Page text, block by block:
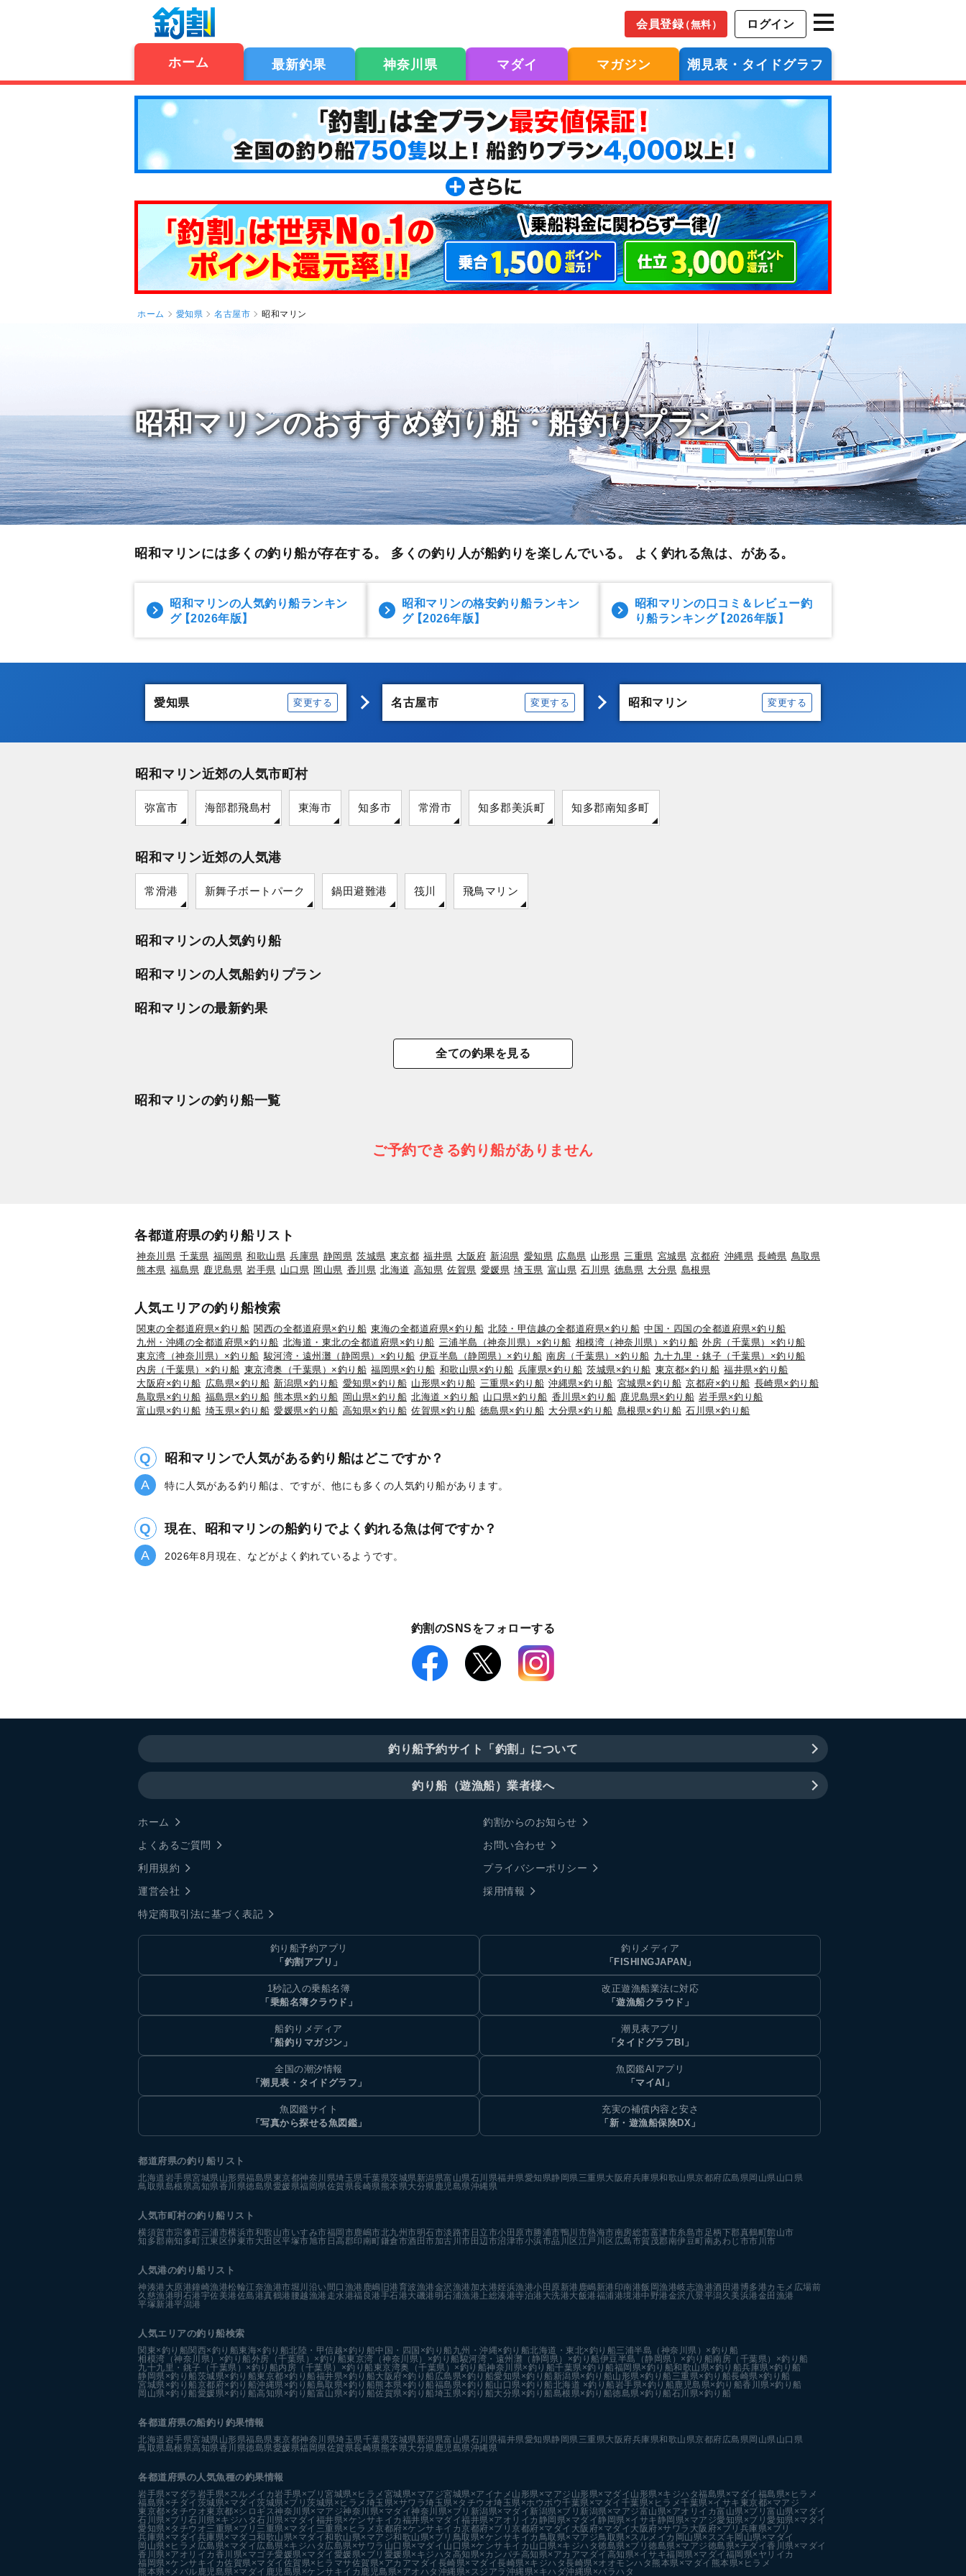
会員登録（無料） ログイン
ホーム 最新釣果 神奈川県 マダイ マガジン 潮見表・タイドグラフ
ホーム 愛知県 名古屋市 昭和マリン
昭和マリンのおすすめ釣り船・船釣りプラン
昭和マリンには多くの釣り船が存在する。 多くの釣り人が船釣りを楽しんでいる。 よく釣れる魚は、がある。
昭和マリンの人気釣り船ランキン
グ【2026年版】
昭和マリンの格安釣り船ランキン
グ【2026年版】
昭和マリンの口コミ＆レビュー釣
り船ランキング【2026年版】
愛知県 変更する 名古屋市 変更する 昭和マリン 変更する
昭和マリン近郊の人気市町村
弥富市 海部郡飛島村 東海市 知多市 常滑市 知多郡美浜町 知多郡南知多町
昭和マリン近郊の人気港
常滑港 新舞子ボートパーク 鍋田避難港 筏川 飛鳥マリン
昭和マリンの人気釣り船
昭和マリンの人気船釣りプラン
昭和マリンの最新釣果
全ての釣果を見る
昭和マリンの釣り船一覧
ご予約できる釣り船がありません
各都道府県の釣り船リスト
神奈川県 千葉県 福岡県 和歌山県 兵庫県 静岡県 茨城県 東京都 福井県 大阪府 新潟県 愛知県 広島県 山形県 三重県 宮城県 京都府 沖縄県 長崎県 鳥取県
熊本県 福島県 鹿児島県 岩手県 山口県 岡山県 香川県 北海道 高知県 佐賀県 愛媛県 埼玉県 富山県 石川県 徳島県 大分県 島根県
人気エリアの釣り船検索
関東の全都道府県×釣り船 関西の全都道府県×釣り船 東海の全都道府県×釣り船 北陸・甲信越の全都道府県×釣り船 中国・四国の全都道府県×釣り船
九州・沖縄の全都道府県×釣り船 北海道・東北の全都道府県×釣り船 三浦半島（神奈川県）×釣り船 相模湾（神奈川県）×釣り船 外房（千葉県）×釣り船
東京湾（神奈川県）×釣り船 駿河湾・遠州灘（静岡県）×釣り船 伊豆半島（静岡県）×釣り船 南房（千葉県）×釣り船 九十九里・銚子（千葉県）×釣り船
内房（千葉県）×釣り船 東京湾奥（千葉県）×釣り船 福岡県×釣り船 和歌山県×釣り船 兵庫県×釣り船 茨城県×釣り船 東京都×釣り船 福井県×釣り船
大阪府×釣り船 広島県×釣り船 新潟県×釣り船 愛知県×釣り船 山形県×釣り船 三重県×釣り船 沖縄県×釣り船 宮城県×釣り船 京都府×釣り船 長崎県×釣り船
鳥取県×釣り船 福島県×釣り船 熊本県×釣り船 岡山県×釣り船 北海道 ×釣り船 山口県×釣り船 香川県×釣り船 鹿児島県×釣り船 岩手県×釣り船
富山県×釣り船 埼玉県×釣り船 愛媛県×釣り船 高知県×釣り船 佐賀県×釣り船 徳島県×釣り船 大分県×釣り船 島根県×釣り船 石川県×釣り船
昭和マリンで人気がある釣り船はどこですか？
特に人気がある釣り船は、ですが、他にも多くの人気釣り船があります。
現在、昭和マリンの船釣りでよく釣れる魚は何ですか？
2026年8月現在、などがよく釣れているようです。
釣割のSNSをフォローする
釣り船予約サイト「釣割」について
釣り船（遊漁船）業者様へ
ホーム
釣割からのお知らせ
よくあるご質問
お問い合わせ
利用規約
プライバシーポリシー
運営会社
採用情報
特定商取引法に基づく表記
釣り船予約アプリ
「釣割アプリ」
釣りメディア
「FISHINGJAPAN」
1秒記入の乗船名簿
「乗船名簿クラウド」
改正遊漁船業法に対応
「遊漁船クラウド」
船釣りメディア
「船釣りマガジン」
潮見表アプリ
「タイドグラフBI」
全国の潮汐情報
「潮見表・タイドグラフ」
魚図鑑AIアプリ
「マイAI」
魚図鑑サイト
「写真から探せる魚図鑑」
充実の補償内容と安さ
「新・遊漁船保険DX」
都道府県の釣り船リスト
北海道 岩手県宮城県 山形県福島県 東京都神奈川県埼玉県千葉県茨城県 新潟県富山県石川県福井県愛知県静岡県 三重県大阪府兵庫県和歌山県京都府広島県岡山県 山口県
鳥取県島根県高知県香川県徳島県愛媛県福岡県佐賀県長崎県 熊本県大分県 鹿児島県沖縄県
人気市町村の釣り船リスト
横須賀市宗像市三浦市横浜市和歌山市いすみ市福岡市鹿嶋市北九州市明石市淡路市 日立市小田原市勝浦市鴨川市熱海市南房総市富津市糸島市 足柄下郡真鶴町館山市
知多郡南知多町江東区伊東市大田区平塚市旭市 日高郡印南町鎌倉市酒田市加古川市田辺市沼津市小浜市品川区江戸川区 広島市賀茂郡南伊豆町南あわじ市市川市
人気港の釣り船リスト
神湊港 大原港鐘崎漁港松輪江奈漁港市堀川沿い 間口漁港 鹿嶋旧港育波漁港金沢漁港 加太港姪浜漁港小田原新港 鹿嶋新港 印南港飯岡漁港岐志漁港酒田港博多港カモメ広場前
久慈漁港明石港宇佐美港佐島港真鶴港 腰越漁港 走水港福良港手石港大磯港 明石浦漁港 上総湊港寺泊港 大洗港大飯港福浦港境港中野港金沢八景平潟久美浜港金田漁港
平塚新港平潟港
人気エリアの釣り船検索
関東×釣り船関西×釣り船東海×釣り船北陸・甲信越×釣り船中国・四国×釣り船 九州・沖縄×釣り船北海道・東北×釣り船三浦半島（神奈川県）×釣り船
相模湾（神奈川県）×釣り船外房（千葉県）×釣り船東京湾（神奈川県）×釣り船駿河湾・遠州灘（静岡県）×釣り船伊豆半島（静岡県）×釣り船南房（千葉県）×釣り船
九十九里・銚子（千葉県）×釣り船内房（千葉県）×釣り船 東京湾奥（千葉県）×釣り船神奈川県×釣り船千葉県×釣り船福岡県×釣り船和歌山県×釣り船兵庫県×釣り船
静岡県×釣り船茨城県×釣り船東京都×釣り船福井県×釣り船大阪府×釣り船 広島県×釣り船愛知県×釣り船 新潟県×釣り船山形県×釣り船 三重県×釣り船長崎県×釣り船
宮城県×釣り船京都府×釣り船沖縄県×釣り船 鳥取県×釣り船熊本県×釣り船福島県×釣り船山口県×釣り船北海道 ×釣り船 岩手県×釣り船 鹿児島県×釣り船香川県×釣り船
岡山県×釣り船愛媛県×釣り船高知県×釣り船富山県×釣り船佐賀県×釣り船埼玉県×釣り船大分県×釣り船島根県×釣り船徳島県×釣り船石川県×釣り船
各都道府県の船釣り釣果情報
北海道 岩手県宮城県 山形県福島県 東京都神奈川県埼玉県千葉県茨城県 新潟県富山県石川県福井県愛知県静岡県 三重県大阪府兵庫県和歌山県京都府広島県岡山県 山口県
鳥取県島根県高知県香川県徳島県愛媛県福岡県佐賀県長崎県 熊本県大分県 鹿児島県沖縄県
各都道府県の人気魚種の釣果情報
岩手県×マダラ 岩手県×スルメイカ 岩手県×ブリ 宮城県×ヒラメ 宮城県×マアジ宮城県×アイナメ 山形県×マアジ 山形県×マダイ 山形県×キジハタ福島県×マダイ 福島県×ヒラメ
福島県×チダイ 茨城県×マダイ茨城県×ブリ 茨城県×ヒラメ 埼玉県×サワラ埼玉県×タチウオ埼玉県×ホウボウ千葉県×マダイ 千葉県×ヒラメ千葉県×イサキ 東京都×マアジ
東京都×タチウオ東京都×シロギス神奈川県×マアジ神奈川県×マダイ神奈川県×ブリ 新潟県×マダイ 新潟県×ブリ 新潟県×マアジ富山県×アオリイカ富山県×ブリ 富山県×マダイ
石川県×ブリ 石川県×キジハタ石川県×マダイ 福井県×ケンサキイカ 福井県×マダイ福井県×アオリイカ 静岡県×マダイ静岡県×イサキ静岡県×マアジ愛知県×ブリ 愛知県×マダイ
愛知県×タチウオ三重県×ブリ 三重県×マダイ 三重県×ヒラメ京都府×ケンサキイカ京都府×ブリ 京都府×マダイ 大阪府×マダイ 大阪府×サワラ 大阪府×ブリ 兵庫県×ブリ
兵庫県×マダイ 兵庫県×マダコ和歌山県×マダイ和歌山県×マアジ和歌山県×ブリ 鳥取県×ケンサキイカ 鳥取県×マアジ鳥取県×スルメイカ 岡山県×スズキ岡山県×マダイ
岡山県×ヒラメ 広島県×マダイ 広島県×キジハタ 広島県×サワラ 山口県×マダイ 山口県×ケンサキイカ 山口県×キジハタ徳島県×ブリ 徳島県×マアジ徳島県×チダイ香川県×マダイ
香川県×アオリイカ 香川県×マゴチ愛媛県×マダイ 愛媛県×ブリ 愛媛県×キジハタ 高知県×カンパチ高知県×アカアマダイ 高知県×イサキ福岡県×マダイ 福岡県×ヤリイカ
福岡県×ケンサキイカ佐賀県×マダイ 佐賀県×ヒラマサ佐賀県×アカアマダイ 長崎県×マダイ長崎県×キジハタ長崎県×オオモンハタ 熊本県×マダイ 熊本県×ヒラメ
熊本県×メバル 鹿児島県×マダイ 鹿児島県×ケンサキイカ 鹿児島県×アオハタ 沖縄県×スジアラ 沖縄県×キハダ沖縄県×バラハタ